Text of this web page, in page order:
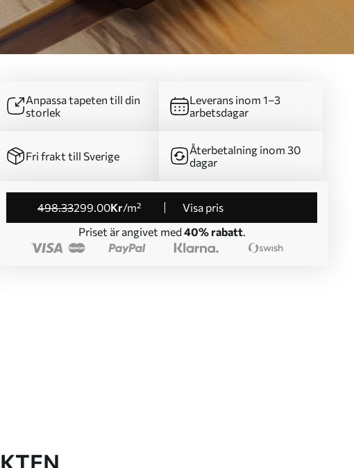
Anpassa tapeten till din
storlek
Leverans inom 1–3
arbetsdagar
Fri frakt till Sverige
Återbetalning inom 30
dagar
498.33299.00Kr/m²
Visa pris
Priset är angivet med 40% rabatt.